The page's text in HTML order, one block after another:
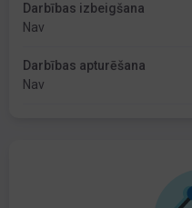
Darbības izbeigšana
Nav
Darbības apturēšana
Nav